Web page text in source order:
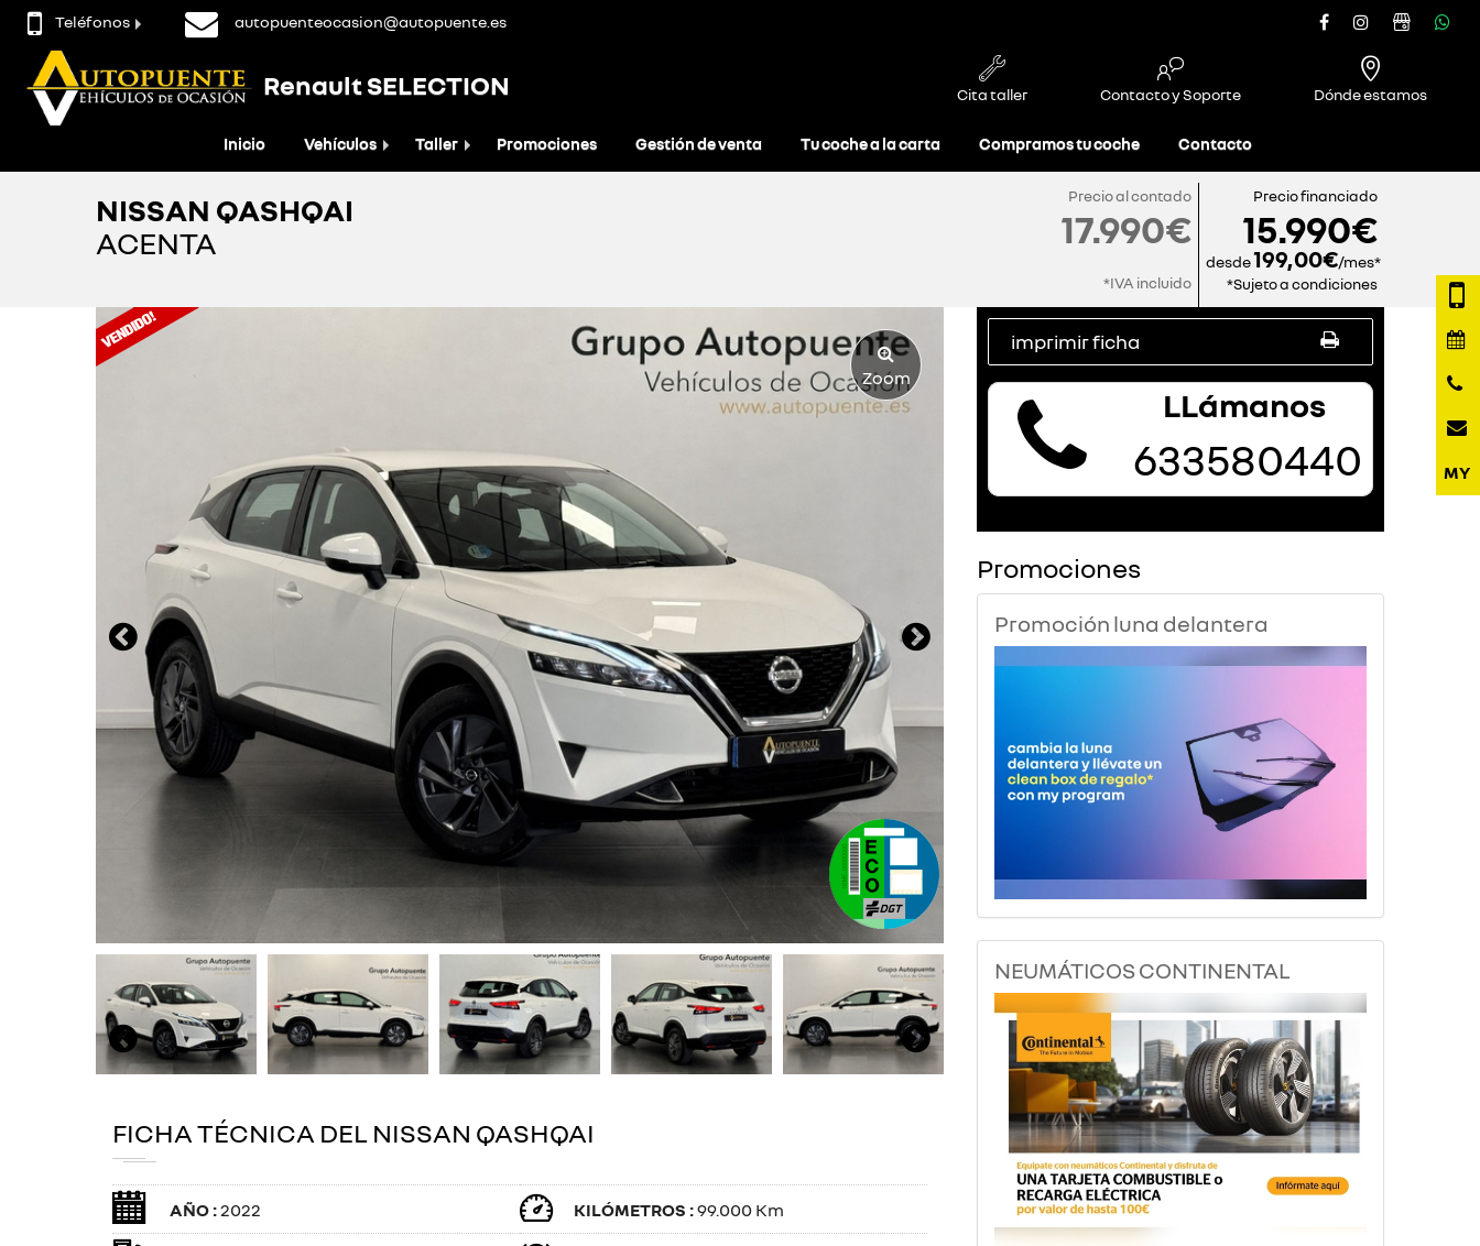
Teléfonos autopuenteocasion@autopuente.es
Renault SELECTION Cita taller Contacto y Soporte Dónde estamos
Inicio Vehículos Taller Promociones Gestión de venta Tu coche a la carta Compramos tu coche Contacto
NISSAN QASHQAI
ACENTA
Precio al contado
17.990€
*IVA incluido
Precio financiado
15.990€
desde199,00€/mes*
*Sujeto a condiciones
Zoom
FICHA TÉCNICA DEL NISSAN QASHQAI
AÑO :2022 KILÓMETROS :99.000 Km
imprimir ficha
LLámanos
633580440
Promociones
Promoción luna delantera
NEUMÁTICOS CONTINENTAL